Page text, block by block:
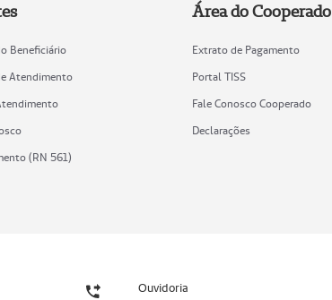
Beneficiário
Atendimento
(RN 561)
Área do Cooperado
Extrato de Pagamento
Portal TISS
Fale Conosco Cooperado
Declarações
Ouvidoria